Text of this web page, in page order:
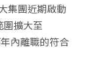
集團近期啟動
擴大至
內離職的符合